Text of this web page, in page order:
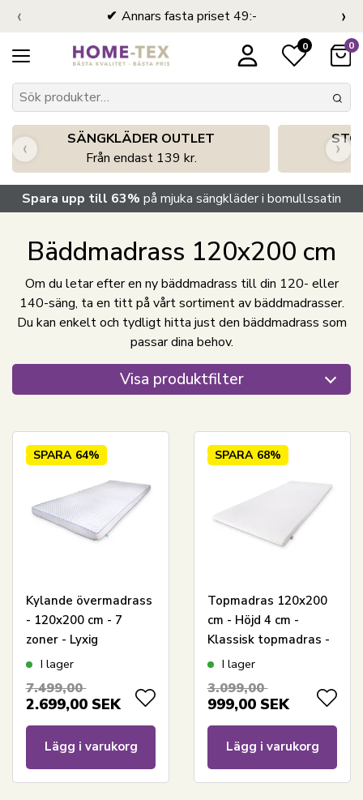
Annars fasta priset 49:-
‹ ›
0 0
SÄNGKLÄDER OUTLET
Från endast 139 kr.
‹ ›
Spara upp till 63% på mjuka sängkläder i bomullssatin
Bäddmadrass 120x200 cm
Om du letar efter en ny bäddmadrass till din 120- eller
140-säng, ta en titt på vårt sortiment av bäddmadrasser.
Du kan enkelt och tydligt hitta just den bäddmadrass som
passar dina behov.
Visa produktfilter
SPARA 64%
Kylande övermadrass
- 120x200 cm - 7
zoner - Lyxig
memoryskum
hög - SLEEP TECH By
I lager
7.499,00
2.699,00 SEK
Lägg i varukorg
SPARA 68%
Topmadras 120x200
cm - Höjd 4 cm -
Klassisk topmadras -
IN Style
I lager
3.099,00
999,00 SEK
Lägg i varukorg